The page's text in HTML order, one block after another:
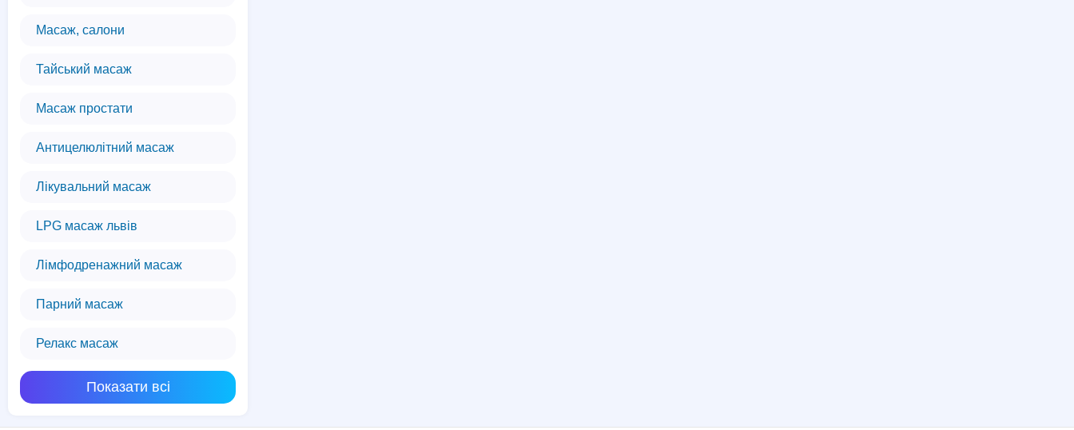
Масаж, салони
Тайський масаж
Масаж простати
Антицелюлітний масаж
Лікувальний масаж
LPG масаж львів
Лімфодренажний масаж
Парний масаж
Релакс масаж
Показати всі